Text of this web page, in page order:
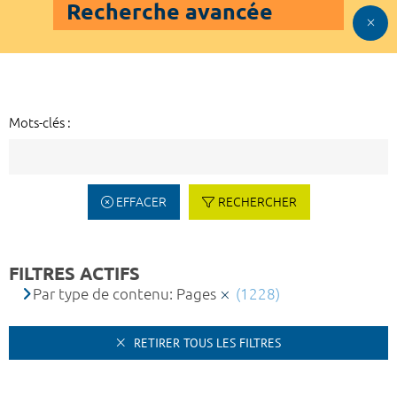
Recherche avancée
Mots-clés :
EFFACER RECHERCHER
FILTRES ACTIFS
Par type de contenu: Pages (1228)
RETIRER TOUS LES FILTRES